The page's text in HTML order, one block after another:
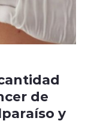
de
y